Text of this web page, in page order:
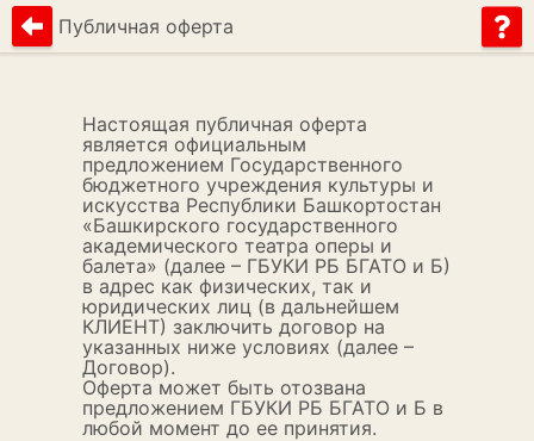
Публичная оферта
Настоящая публичная оферта
является официальным
предложением Государственного
бюджетного учреждения культуры и
искусства Республики Башкортостан
«Башкирского государственного
академического театра оперы и
балета» (далее – ГБУКИ РБ БГАТО и Б)
в адрес как физических, так и
юридических лиц (в дальнейшем
КЛИЕНТ) заключить договор на
указанных ниже условиях (далее –
Договор).
Оферта может быть отозвана
предложением ГБУКИ РБ БГАТО и Б в
любой момент до ее принятия.